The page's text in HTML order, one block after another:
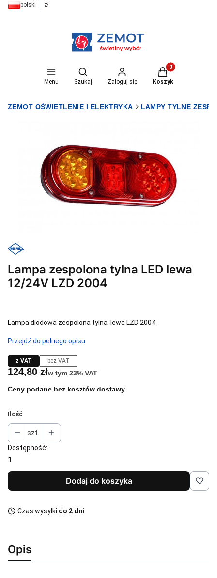
polski zł
Menu
Otwórz wyszukiwarkę
Szukaj Zaloguj się
Produkty w
Koszyk
ZEMOT OŚWIETLENIE I ELEKTRYKA LAMPY TYLNE
Lampa zespolona tylna LED lewa
12/24V LZD 2004
Lampa diodowa zespolona tylna, lewa LZD 2004
Przejdź do pełnego opisu
z VAT bez VAT
Cena
124,80 złw tym 23% VAT
w tym 23% VAT
Ceny podane bez kosztów dostawy.
Ilość
szt.
Dostępność:
1
Dodaj do koszyka
Czas wysyłki:do 2 dni
Opis